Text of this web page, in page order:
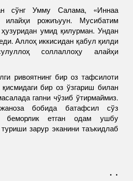
сўнг Умму Салама, «Иннаа
рожиъуун. Мусибатим
умид қилурман. Ундан
Аллоҳ иккисидан қабул қилди
соллаллоҳу алайҳи
ривоятнинг бир оз тафсилоти
бир оз ўзгариш билан
гапни чўзиб ўтирмаймиз.
бобида батафсил сўз
беморлик етган одам ушбу
зарур эканини таъкидлаб
. .